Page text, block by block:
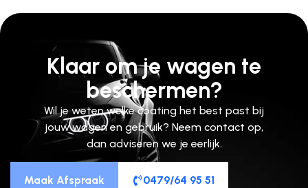
Klaar om je wagen te
beschermen?
Wil je weten welke coating het best past bij
jouw wagen en gebruik? Neem contact op,
dan adviseren we je eerlijk.
Maak Afspraak 0479/64 95 51